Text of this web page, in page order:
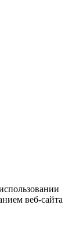
веб-сайта